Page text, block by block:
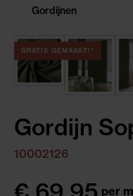
Gordijnen
GRATIS GEMAAKT!*
Gordijn
10002126
per